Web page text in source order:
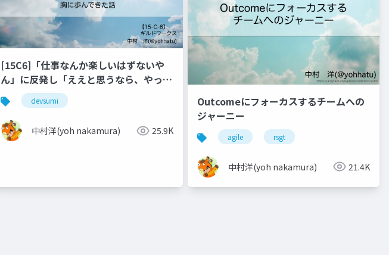
[15C6]「仕事なんか楽しいはずないや
ん」に反発し「ええと思うなら、やった
らよろしいやん」を胸に歩んできた話
_2
devsumi
中村洋(yoh nakamura) 25.9K
Outcomeにフォーカスするチームへの
ジャーニー
agile rsgt
中村洋(yoh nakamura) 21.4K